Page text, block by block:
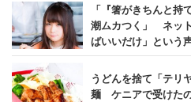
「『箸がきちんと
潮ムカつく」 ネッ
ばいいだけ」という
うどんを捨て「テリ
麺 ケニアで受けた